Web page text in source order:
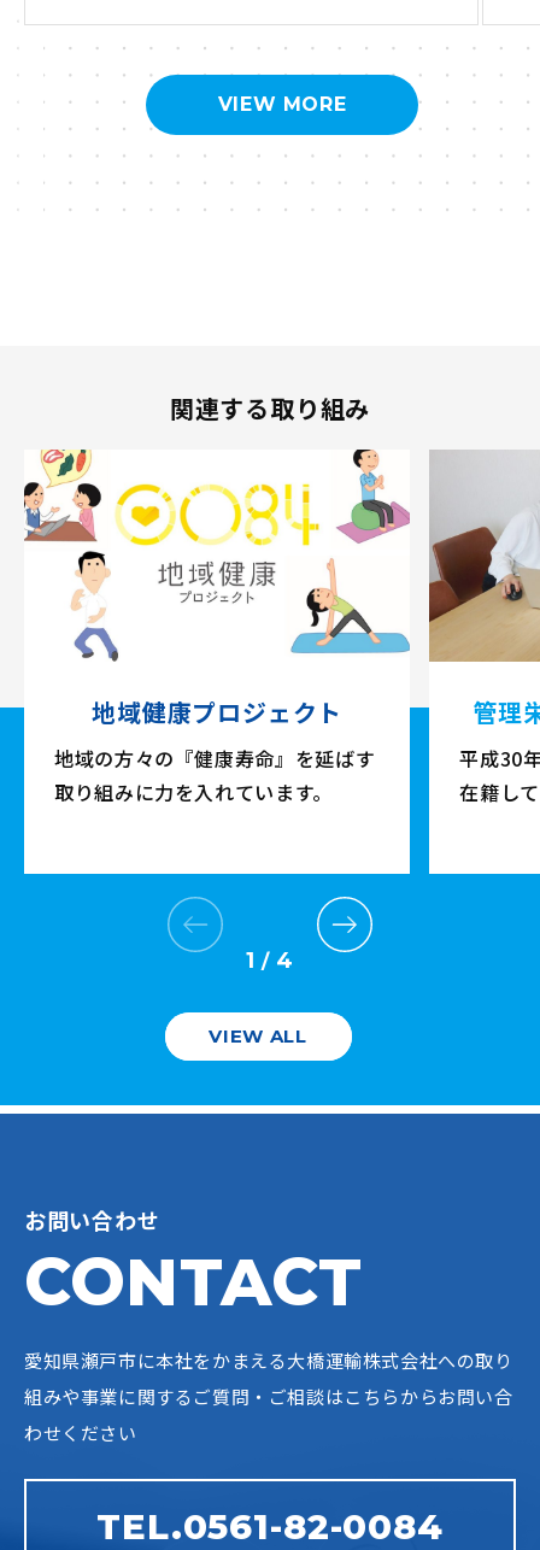
VIEW MORE
関連する取り組み
1 / 4
地域健康プロジェクト
地域の方々の『健康寿命』を延ばす
取り組みに力を入れています。
管理
平成30
在籍し
VIEW ALL
お問い合わせ
CONTACT
愛知県瀬戸市に本社をかまえる大橋運輸株式会社への取り
組みや事業に関するご質問・ご相談はこちらからお問い合
わせください
TEL.0561-82-0084